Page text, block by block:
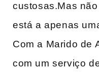
custosas.Mas
está a apenas
Com a Marido de
com um serviço